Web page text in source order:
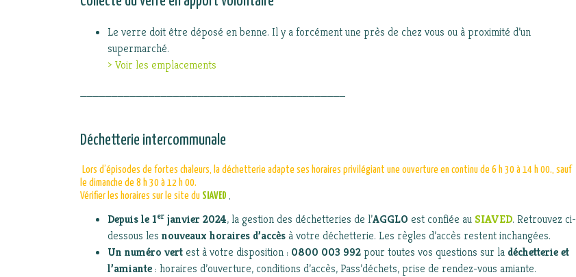
Le verre doit être déposé en benne. Il y a forcément une près de chez vous ou à proximité d’un
supermarché.
> Voir les emplacements
___________________________________________
Déchetterie intercommunale
Lors d’épisodes de fortes chaleurs, la déchetterie adapte ses horaires privilégiant une ouverture en continu de 6 h 30 à 14 h 00., sauf
le dimanche de 8 h 30 à 12 h 00.
Vérifier les horaires sur le site du SIAVED .
Depuis le 1er janvier 2024, la gestion des déchetteries de l’AGGLO est confiée au SIAVED. Retrouvez ci-
dessous les nouveaux horaires d’accès à votre déchetterie. Les règles d’accès restent inchangées.
Un numéro vert est à votre disposition : 0800 003 992pour toutes vos questions sur la déchetterie et
l’amiante : horaires d’ouverture, conditions d’accès, Pass’déchets, prise de rendez-vous amiante.